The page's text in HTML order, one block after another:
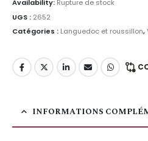
Availability: Rupture de stock
UGS : 2652
Catégories : Languedoc et roussillon,
INFORMATIONS